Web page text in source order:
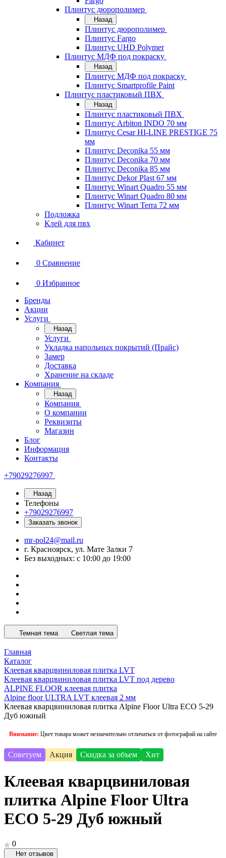
Плинтус дюрополимер
Назад
Плинтус дюрополимер
Плинтус Fargo
Плинтус UHD Polymer
Плинтус МДФ под покраску
Назад
Плинтус МДФ под покраску
Плинтус Smartprofile Paint
Плинтус пластиковый ПВХ
Назад
Плинтус пластиковый ПВХ
Плинтус Arbiton INDO 70 мм
Плинтус Cesar HI-LINE PRESTIGE 75
мм
Плинтус Deconika 55 мм
Плинтус Deconika 70 мм
Плинтус Deconika 85 мм
Плинтус Dekor Plast 67 мм
Плинтус Winart Quadro 55 мм
Плинтус Winart Quadro 80 мм
Плинтус Winart Terra 72 мм
Подложка
Клей для пвх
Кабинет
0 Сравнение
0 Избранное
Бренды
Акции
Услуги
Назад
Услуги
Укладка напольных покрытий (Прайс)
Замер
Доставка
Хранение на складе
Компания
Назад
Компания
О компании
Реквизиты
Магазин
Блог
Информация
Контакты
+79029276997
Назад
Телефоны
+79029276997
Заказать звонок
mr-pol24@mail.ru
г. Красноярск, ул. Мате Залки 7
Без выходных: с 10:00 до 19:00
Темная тема Светлая тема
Главная
Каталог
Клеевая кварцвиниловая плитка LVT
Клеевая кварцвиниловая плитка LVT под дерево
ALPINE FLOOR клеевая плитка
Alpine floor ULTRA LVT клеевая 2 мм
Клеевая кварцвиниловая плитка Alpine Floor Ultra ЕСО 5-29
Дуб южный
Внимание: Цвет товара может незначительно отличаться от фотографий на сайте
Советуем Акция Скидка за объем Хит
Клеевая кварцвиниловая
плитка Alpine Floor Ultra
ЕСО 5-29 Дуб южный
0
Нет отзывов